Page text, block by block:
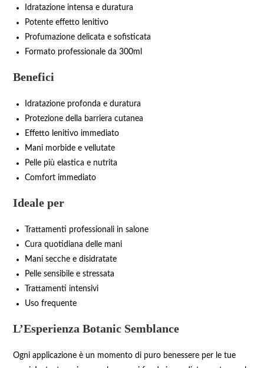
Idratazione intensa e duratura
Potente effetto lenitivo
Profumazione delicata e sofisticata
Formato professionale da 300ml
Benefici
Idratazione profonda e duratura
Protezione della barriera cutanea
Effetto lenitivo immediato
Mani morbide e vellutate
Pelle più elastica e nutrita
Comfort immediato
Ideale per
Trattamenti professionali in salone
Cura quotidiana delle mani
Mani secche e disidratate
Pelle sensibile e stressata
Trattamenti intensivi
Uso frequente
L’Esperienza Botanic Semblance
Ogni applicazione è un momento di puro benessere per le tue